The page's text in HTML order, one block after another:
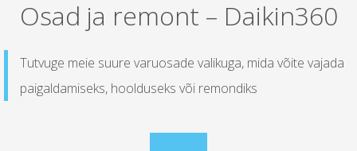
Osad ja remont – Daikin360​
Tutvuge meie suure varuosade valikuga, mida võite vajada
paigaldamiseks, hoolduseks või remondiks